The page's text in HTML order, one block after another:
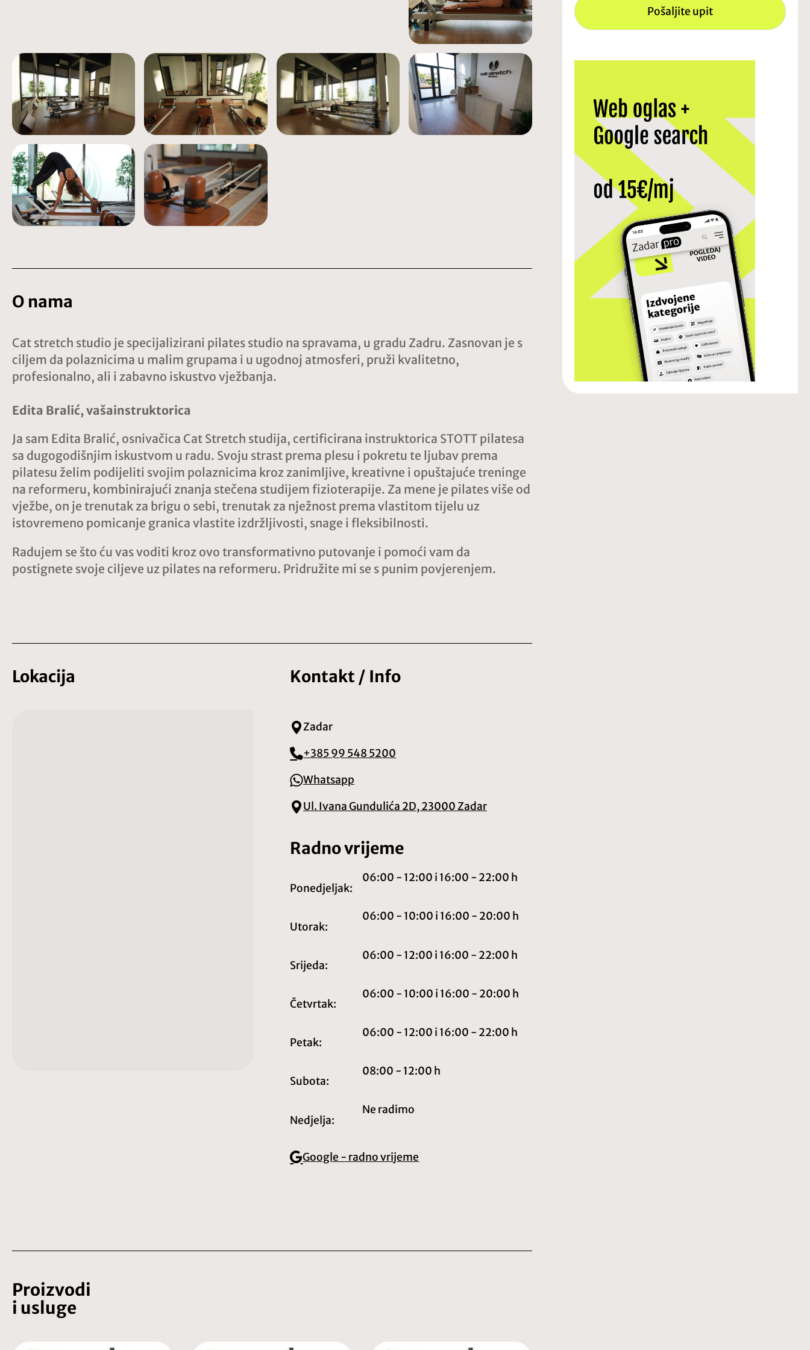
O nama
Cat stretch studio je specijalizirani pilates studio na spravama, u gradu Zadru. Zasnovan je s
ciljem da polaznicima u malim grupama i u ugodnoj atmosferi, pruži kvalitetno,
profesionalno, ali i zabavno iskustvo vježbanja.
Edita Bralić, vašainstruktorica
Ja sam Edita Bralić, osnivačica Cat Stretch studija, certificirana instruktorica STOTT pilatesa
sa dugogodišnjim iskustvom u radu. Svoju strast prema plesu i pokretu te ljubav prema
pilatesu želim podijeliti svojim polaznicima kroz zanimljive, kreativne i opuštajuće treninge
na reformeru, kombinirajući znanja stečena studijem fizioterapije. Za mene je pilates više od
vježbe, on je trenutak za brigu o sebi, trenutak za nježnost prema vlastitom tijelu uz
istovremeno pomicanje granica vlastite izdržljivosti, snage i fleksibilnosti.
Radujem se što ću vas voditi kroz ovo transformativno putovanje i pomoći vam da
postignete svoje ciljeve uz pilates na reformeru. Pridružite mi se s punim povjerenjem.
Lokacija Kontakt / Info
Zadar
+385 99 548 5200
Whatsapp
Ul. Ivana Gundulića 2D, 23000 Zadar
Radno vrijeme
Ponedjeljak:
06:00 - 12:00 i 16:00 - 22:00 h
Utorak:
06:00 - 10:00 i 16:00 - 20:00 h
Srijeda:
06:00 - 12:00 i 16:00 - 22:00 h
Četvrtak:
06:00 - 10:00 i 16:00 - 20:00 h
Petak:
06:00 - 12:00 i 16:00 - 22:00 h
Subota:
08:00 - 12:00 h
Nedjelja:
Ne radimo
Google - radno vrijeme
Proizvodi
i usluge
Pošaljite upit